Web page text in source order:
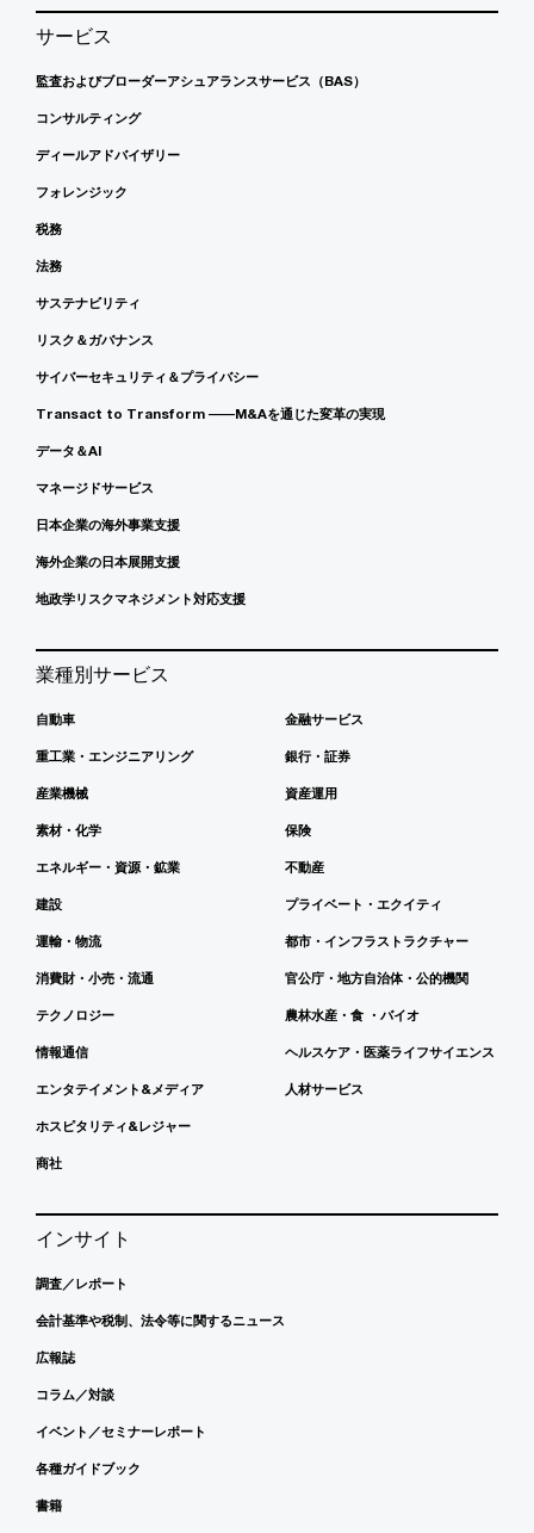
サービス
監査およびブローダーアシュアランスサービス（BAS）
コンサルティング
ディールアドバイザリー
フォレンジック
税務
法務
サステナビリティ
リスク＆ガバナンス
サイバーセキュリティ＆プライバシー
Transact to Transform ――M&Aを通じた変革の実現
データ＆AI
マネージドサービス
日本企業の海外事業支援
海外企業の日本展開支援
地政学リスクマネジメント対応支援
業種別サービス
自動車
重工業・エンジニアリング
産業機械
素材・化学
エネルギー・資源・鉱業
建設
運輸・物流
消費財・小売・流通
テクノロジー
情報通信
エンタテイメント&メディア
ホスピタリティ&レジャー
商社
金融サービス
銀行・証券
資産運用
保険
不動産
プライベート・エクイティ
都市・インフラストラクチャー
官公庁・地方自治体・公的機関
農林水産・食 ・バイオ
ヘルスケア・医薬ライフサイエンス
人材サービス
インサイト
調査／レポート
会計基準や税制、法令等に関するニュース
広報誌
コラム／対談
イベント／セミナーレポート
各種ガイドブック
書籍